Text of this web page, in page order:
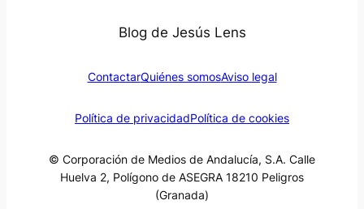
Blog de Jesús Lens
ContactarQuiénes somosAviso legal
Política de privacidadPolítica de cookies
© Corporación de Medios de Andalucía, S.A. Calle
Huelva 2, Polígono de ASEGRA 18210 Peligros
(Granada)